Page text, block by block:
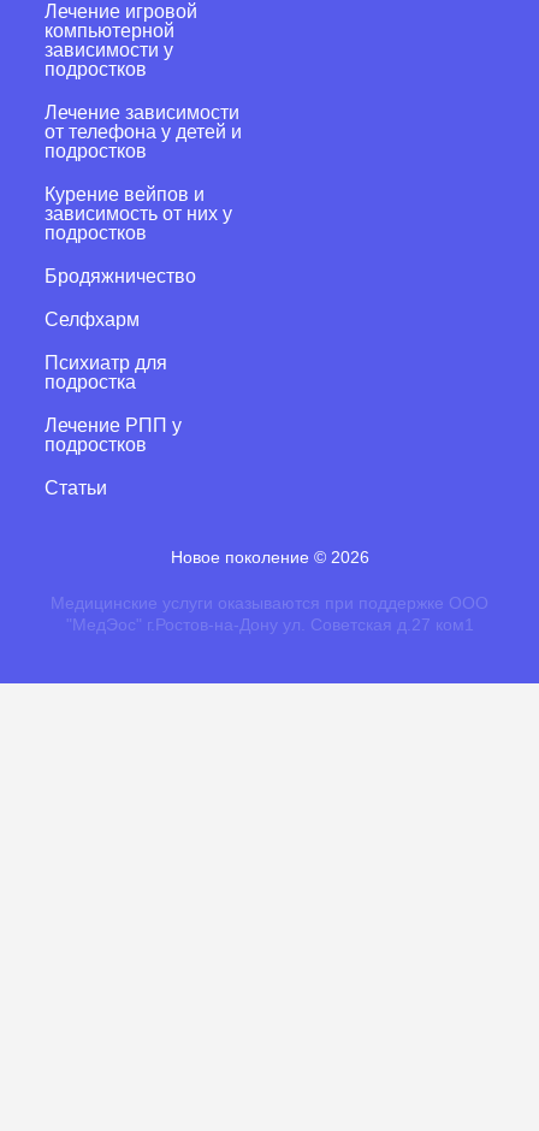
Лечение игровой
компьютерной
зависимости у
подростков
Лечение зависимости
от телефона у детей и
подростков
Курение вейпов и
зависимость от них у
подростков
Бродяжничество
Селфхарм
Психиатр для
подростка
Лечение РПП у
подростков
Статьи
Новое поколение © 2026
Медицинские услуги оказываются при поддержке ООО
"МедЭос" г.Ростов-на-Дону ул. Советская д.27 ком1